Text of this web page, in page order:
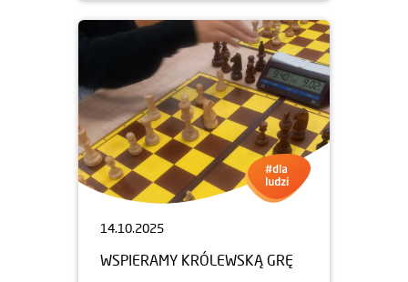
14.10.2025
WSPIERAMY KRÓLEWSKĄ GRĘ